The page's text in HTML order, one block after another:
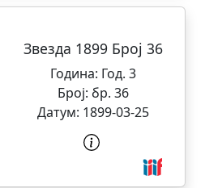
Звезда 1899 Број 36
Година: Год. 3
Број: бр. 36
Датум: 1899-03-25